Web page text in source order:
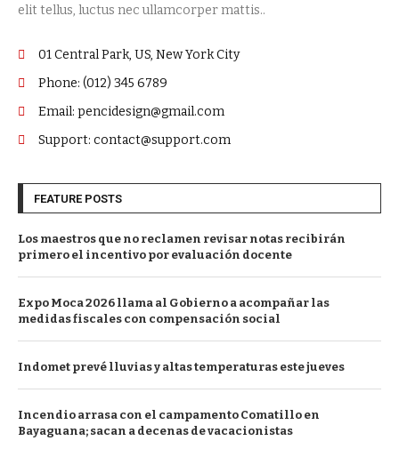
elit tellus, luctus nec ullamcorper mattis..
01 Central Park, US, New York City
Phone: (012) 345 6789
Email: pencidesign@gmail.com
Support: contact@support.com
FEATURE POSTS
Los maestros que no reclamen revisar notas recibirán
primero el incentivo por evaluación docente
Expo Moca 2026 llama al Gobierno a acompañar las
medidas fiscales con compensación social
Indomet prevé lluvias y altas temperaturas este jueves
Incendio arrasa con el campamento Comatillo en
Bayaguana; sacan a decenas de vacacionistas